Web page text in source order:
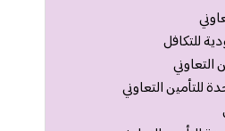
للتكافل
التعاوني
للتأمين التعاوني